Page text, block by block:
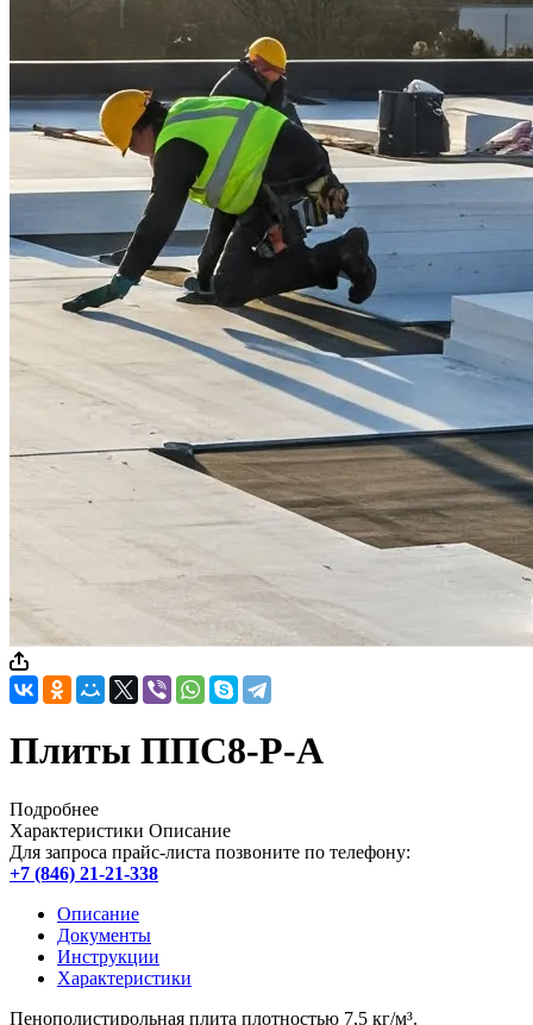
Плиты ППС8-Р-А
Подробнее
Характеристики Описание
Для запроса прайс-листа позвоните по телефону:
+7 (846) 21-21-338
Описание
Документы
Инструкции
Характеристики
Пенополистирольная плита плотностью 7,5 кг/м³.